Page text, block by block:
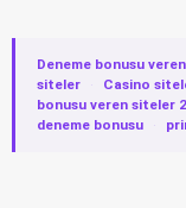
Deneme bonusu
siteler
· Casino
bonusu veren siteler
deneme bonusu
·